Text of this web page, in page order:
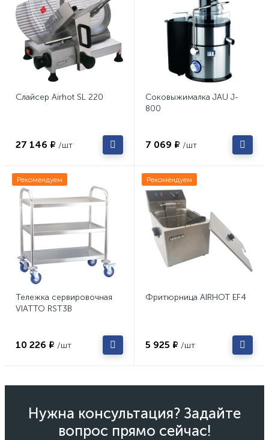
Слайсер Airhot SL 220
27 146 ₽ /шт
Соковыжималка JAU J-
800
7 069 ₽ /шт
Рекомендуем
Тележка сервировочная
VIATTO RST3B
10 226 ₽ /шт
Рекомендуем
Фритюрница AIRHOT EF4
5 925 ₽ /шт
Нужна консультация? Задайте
вопрос прямо сейчас!